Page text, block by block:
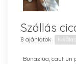
Szállás
8 ajánlatok
Bunaziua, caut un